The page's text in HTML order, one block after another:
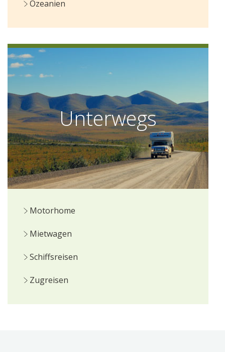
Ozeanien
Unterwegs
Motorhome
Mietwagen
Schiffsreisen
Zugreisen